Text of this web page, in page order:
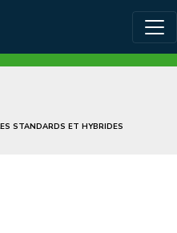
STANDARDS ET HYBRIDES